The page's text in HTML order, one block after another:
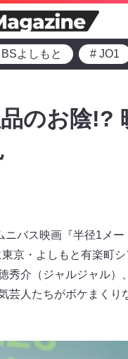
よしもと # JO1
のお陰!?
バス映画『半径1メ
京・よしもと有楽町
介（ジャルジャル）
芸人たちがボケまくり